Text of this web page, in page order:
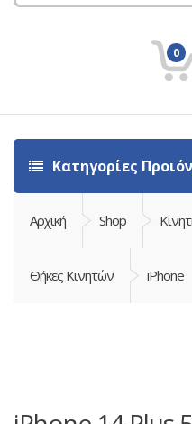
0
Κατηγορίες
Αρχική Shop
Θήκες Κινητών iPhone